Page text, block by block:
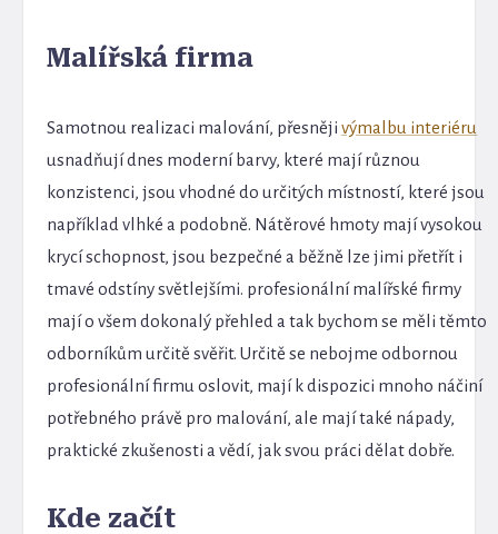
Malířská firma
Samotnou realizaci malování, přesnějivýmalbu interiéru
usnadňují dnes moderní barvy, které mají různou
konzistenci, jsou vhodné do určitých místností, které jsou
například vlhké a podobně. Nátěrové hmoty mají vysokou
krycí schopnost, jsou bezpečné a běžně lze jimi přetřít i
tmavé odstíny světlejšími. profesionální malířské firmy
mají o všem dokonalý přehled a tak bychom se měli těmto
odborníkům určitě svěřit. Určitě se nebojme odbornou
profesionální firmu oslovit, mají k dispozici mnoho náčiní
potřebného právě pro malování, ale mají také nápady,
praktické zkušenosti a vědí, jak svou práci dělat dobře.
Kde začít